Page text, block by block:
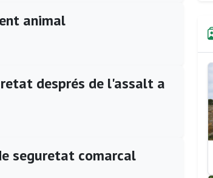
animal
després de l'assalt a
seguretat comarcal